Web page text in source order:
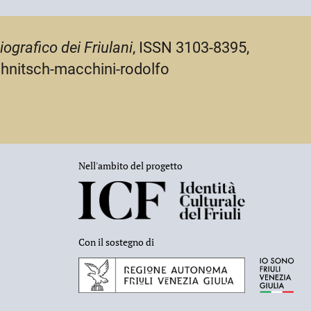
dei Friulani, ISSN 3103-8395,
macchini-rodolfo
Nell'ambito del progetto
Con il sostegno di